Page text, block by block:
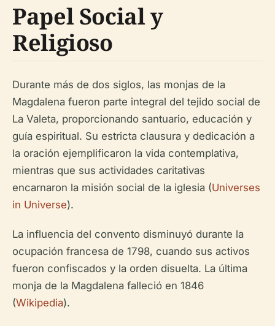
Papel Social y
Religioso
Durante más de dos siglos, las monjas de la
Magdalena fueron parte integral del tejido social de
La Valeta, proporcionando santuario, educación y
guía espiritual. Su estricta clausura y dedicación a
la oración ejemplificaron la vida contemplativa,
mientras que sus actividades caritativas
encarnaron la misión social de la iglesia (Universes
in Universe).
La influencia del convento disminuyó durante la
ocupación francesa de 1798, cuando sus activos
fueron confiscados y la orden disuelta. La última
monja de la Magdalena falleció en 1846
(Wikipedia).